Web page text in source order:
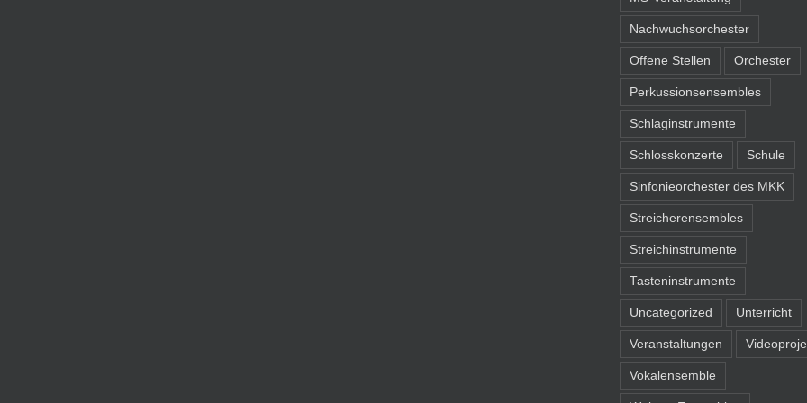
Nachwuchsorchester
Offene Stellen Orchester
Perkussionsensembles
Schlaginstrumente
Schlosskonzerte Schule
Sinfonieorchester des MKK
Streicherensembles
Streichinstrumente
Tasteninstrumente
Uncategorized Unterricht
Veranstaltungen
Vokalensemble